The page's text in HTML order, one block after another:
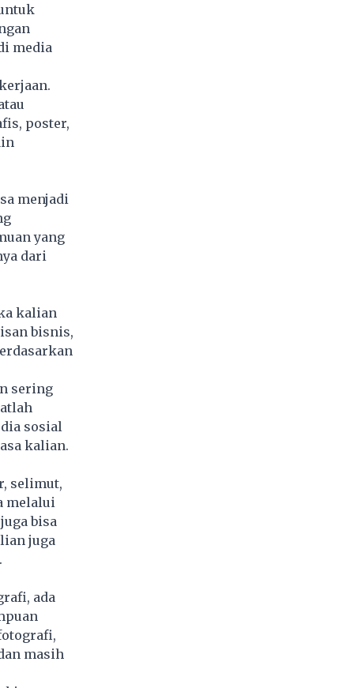
media
poster,
menjadi
yang
dari
kalian
bisnis,
sering
sosial
kalian.
selimut,
melalui
bisa
juga
ada
masih